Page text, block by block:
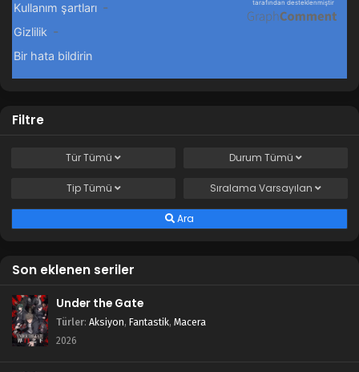
Filtre
TürTümü Durum Tümü
TipTümü Sıralama Varsayılan
Ara
Son eklenen seriler
Under the Gate
Türler: Aksiyon, Fantastik, Macera
2026